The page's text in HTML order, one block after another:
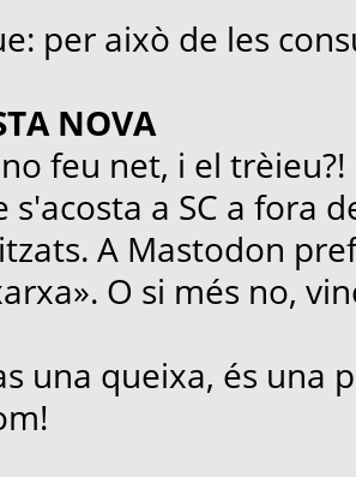
per això de les
NOVA
feu net, i el
s'acosta a SC a fora
A Mastodon
O si més no,
una queixa, és